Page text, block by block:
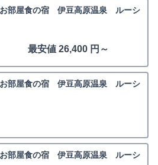
お部屋食の宿 伊豆高原温泉 ルーシ
最安値 26,400 円～
お部屋食の宿 伊豆高原温泉 ルーシ
お部屋食の宿 伊豆高原温泉 ルーシ